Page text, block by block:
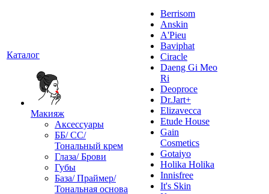
Каталог
Макияж
Аксессуары
ББ/ СС/
Тональный крем
Глаза/ Брови
Губы
База/ Праймер/
Тональная основа
Berrisom
Anskin
A'Pieu
Baviphat
Ciracle
Daeng Gi Meo
Ri
Deoproce
Dr.Jart+
Elizavecca
Etude House
Gain
Cosmetics
Gotaiyo
Holika Holika
Innisfree
It's Skin